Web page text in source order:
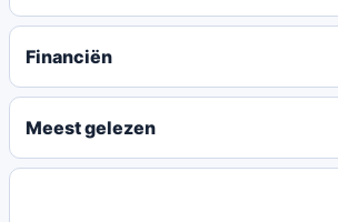
Financiën
Meest gelezen